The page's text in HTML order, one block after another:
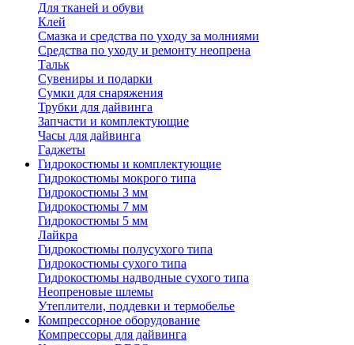
Для тканей и обуви
Клей
Смазка и средства по уходу за молниями
Средства по уходу и ремонту неопрена
Тальк
Сувениры и подарки
Сумки для снаряжения
Трубки для дайвинга
Запчасти и комплектующие
Часы для дайвинга
Гаджеты
Гидрокостюмы и комплектующие
Гидрокостюмы мокрого типа
Гидрокостюмы 3 мм
Гидрокостюмы 7 мм
Гидрокостюмы 5 мм
Лайкра
Гидрокостюмы полусухого типа
Гидрокостюмы сухого типа
Гидрокостюмы надводные сухого типа
Неопреновые шлемы
Утеплители, поддевки и термобелье
Компрессорное оборудование
Компрессоры для дайвинга